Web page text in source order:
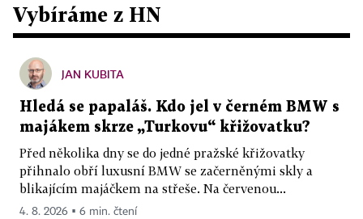
Vybíráme z HN
JAN KUBITA
Hledá se papaláš. Kdo jel v černém BMW s
majákem skrze „Turkovu“ křižovatku?
Před několika dny se do jedné pražské křižovatky
přihnalo obří luxusní BMW se začerněnými skly a
blikajícím majáčkem na střeše. Na červenou...
4. 8. 2026 ▪ 6 min. čtení